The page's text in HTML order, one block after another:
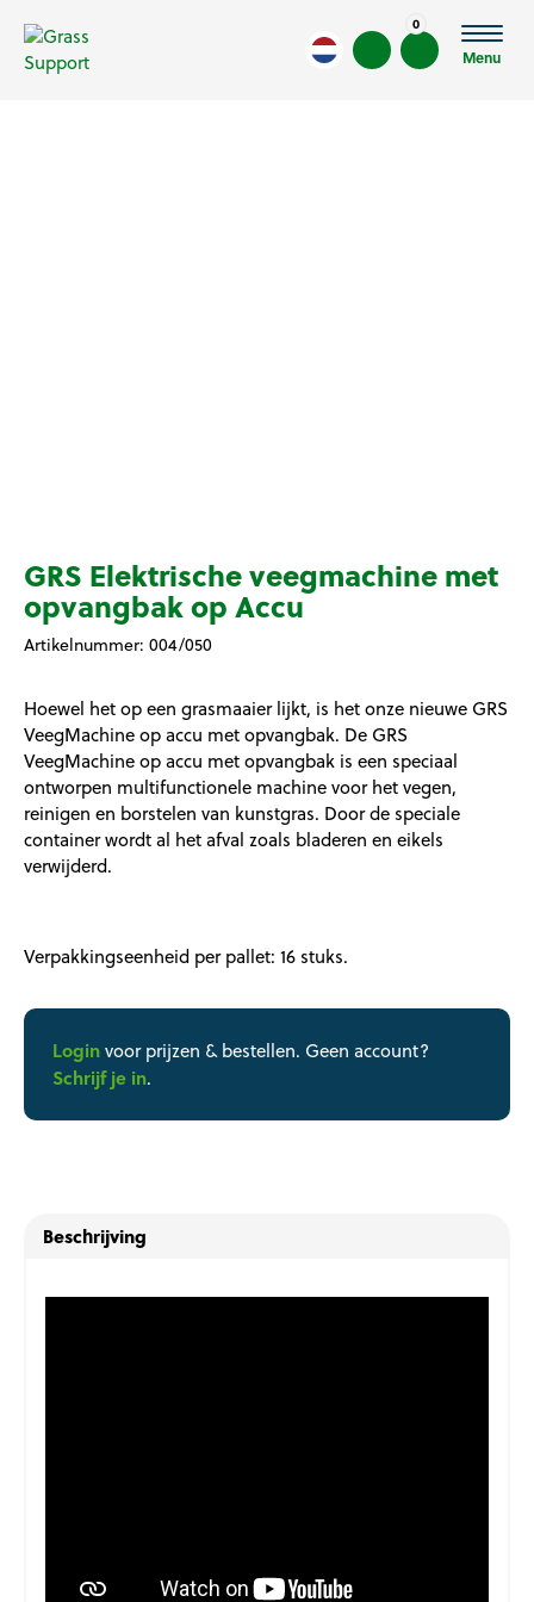
0
Menu
GRS Elektrische veegmachine met
opvangbak op Accu
Artikelnummer: 004/050
Hoewel het op een grasmaaier lijkt, is het onze nieuwe GRS
VeegMachine op accu met opvangbak. De GRS
VeegMachine op accu met opvangbak is een speciaal
ontworpen multifunctionele machine voor het vegen,
reinigen en borstelen van kunstgras. Door de speciale
container wordt al het afval zoals bladeren en eikels
verwijderd.
Verpakkingseenheid per pallet: 16 stuks.
Loginvoor prijzen & bestellen. Geen account?
Schrijf je in.
Beschrijving